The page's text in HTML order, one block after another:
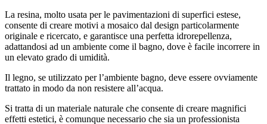
La resina, molto usata per le pavimentazioni di superfici estese,
consente di creare motivi a mosaico dal design particolarmente
originale e ricercato, e garantisce una perfetta idrorepellenza,
adattandosi ad un ambiente come il bagno, dove è facile incorrere in
un elevato grado di umidità.
Il legno, se utilizzato per l’ambiente bagno, deve essere ovviamente
trattato in modo da non resistere all’acqua.
Si tratta di un materiale naturale che consente di creare magnifici
effetti estetici, è comunque necessario che sia un professionista